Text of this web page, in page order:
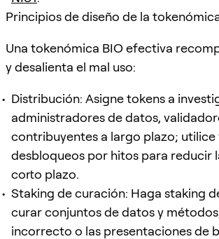
Principios de diseño de la
Una tokenómica BIO efectiva
y desalienta el mal uso:
Distribución: Asigne tokens a
administradores de datos,
contribuyentes a largo plazo; utilice
desbloqueos por hitos para reducir
corto plazo.
Staking de curación: Haga staking
curar conjuntos de datos y
incorrecto o las presentaciones de